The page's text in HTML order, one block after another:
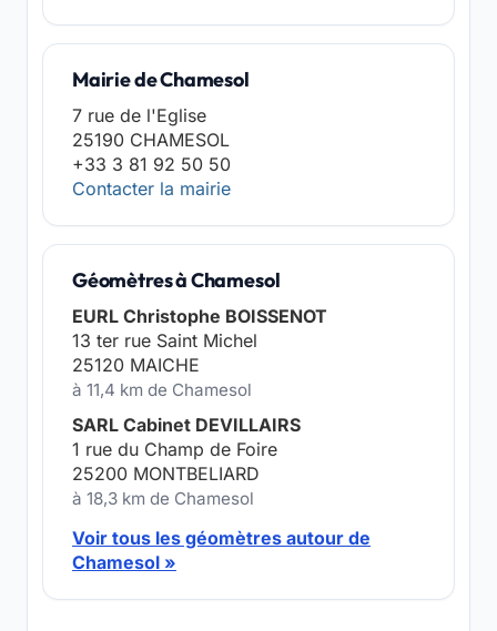
Mairie de Chamesol
7 rue de l'Eglise
25190 CHAMESOL
+33 3 81 92 50 50
Contacter la mairie
Géomètres à Chamesol
EURL Christophe BOISSENOT
13 ter rue Saint Michel
25120 MAICHE
à 11,4 km de Chamesol
SARL Cabinet DEVILLAIRS
1 rue du Champ de Foire
25200 MONTBELIARD
à 18,3 km de Chamesol
Voir tous les géomètres autour de
Chamesol »